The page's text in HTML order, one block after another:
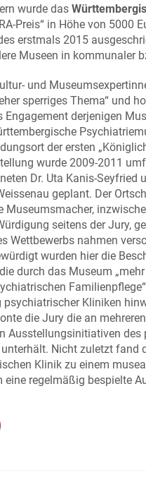
wurde das
Preis“ in Höhe von 5000
erstmals 2015
Museen in kommunaler
und
sperriges Thema“ und
Engagement derjenigen
der ersten
wurde 2009-2011
Dr. Uta Kanis-
geplant. Der
seitens der Jury,
Wettbewerbs nahmen
wurden hier die
durch das Museum
Kliniken
die Jury die an
Ausstellungsinitiativen
Nicht zuletzt fand
Klinik zu einem
regelmäßig bespielte